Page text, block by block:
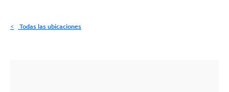
Todas las ubicaciones